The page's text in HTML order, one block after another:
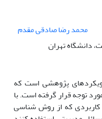
محمد رضا صادقی مقدم
دانشگاه تهران
پژوهشی است که
توجه قرار گرفته است. با
کاربردی که از روش شناسی